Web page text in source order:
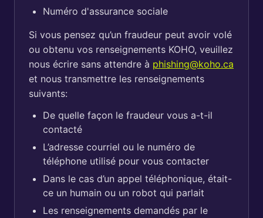
Numéro d'assurance sociale
Si vous pensez qu’un fraudeur peut avoir volé
ou obtenu vos renseignements KOHO, veuillez
nous écrire sans attendre à phishing@koho.ca
et nous transmettre les renseignements
suivants:
De quelle façon le fraudeur vous a-t-il
contacté
L’adresse courriel ou le numéro de
téléphone utilisé pour vous contacter
Dans le cas d’un appel téléphonique, était-
ce un humain ou un robot qui parlait
Les renseignements demandés par le